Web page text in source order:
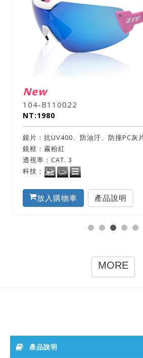
New
105-B110002
NT:1980
鏡片：抗UV400、防油汙、防撞PC茶
鏡框：亮黃
透視率：CAT. 3
科技：
放入購物車 產品說明
MORE
產品說明